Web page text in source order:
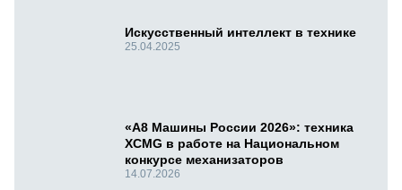
Искусственный интеллект в технике
25.04.2025
«А8 Машины России 2026»: техника
XCMG в работе на Национальном
конкурсе механизаторов
14.07.2026